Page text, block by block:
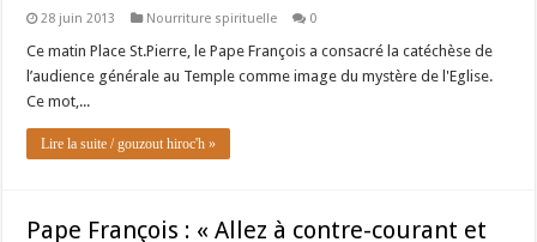
28 juin 2013 Nourriture spirituelle 0
Ce matin Place St.Pierre, le Pape François a consacré la catéchèse de
l’audience générale au Temple comme image du mystère de l'Eglise.
Ce mot,...
Lire la suite / gouzout hiroc'h »
Pape François : « Allez à contre-courant et